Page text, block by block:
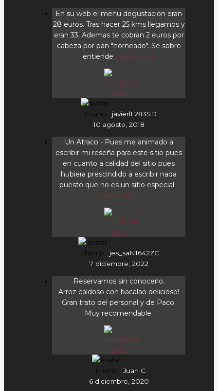
En su web el menu degustacion eran
28 euros. Tras hacer 25 kms llegamos y
eran 33. Ademas te cobran 2 euros por
cabeza por pan "horneado". Se sobre
entiende... read more
javierlL283SD
10 agosto, 2018
Un Atraco - Pues me animado a
escribir mi reseña para este sitio pues
en cuanto a calidad del sitio pues
hubiera prescindido a escribir nada
puesto que no es un sitio especial...
read more
jes_saN1642ZC
7 diciembre, 2022
Reservamos sin conocerlo.
Arroz caldoso con bacalao delicioso!
Gran trato del personal y de Paco.
Muy recomendable.
Juan C
6 diciembre, 2020